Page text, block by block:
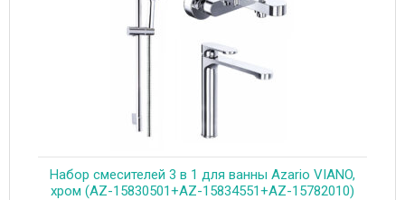
Набор смесителей 3 в 1 для ванны Azario VIANO,
хром (AZ-15830501+AZ-15834551+AZ-15782010)